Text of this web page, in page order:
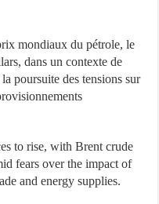
mondiaux du pétrole, le
dans un contexte de
poursuite des tensions sur
to rise, with Brent crude
fears over the impact of
and energy supplies.